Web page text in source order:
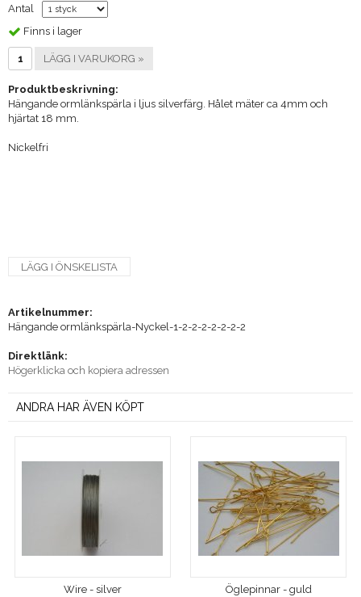
Antal
Finns i lager
LÄGG I VARUKORG »
Produktbeskrivning:
Hängande ormlänkspärla i ljus silverfärg. Hålet mäter ca 4mm och
hjärtat 18 mm.
Nickelfri
LÄGG I ÖNSKELISTA
Artikelnummer:
Hängande ormlänkspärla-Nyckel-1-2-2-2-2-2-2-2
Direktlänk:
Högerklicka och kopiera adressen
ANDRA HAR ÄVEN KÖPT
Wire - silver Öglepinnar - guld